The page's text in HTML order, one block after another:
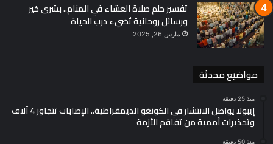
تفسير حلم صلاة العشاء في المنام.. بشرى خير
ورسائل روحانية تُضيء درب الحياة
مارس 26, 2025
مواضيع محدثة
منذ 25 دقيقة
إيبولا يواصل الانتشار في الكونغو الديمقراطية.. الإصابات تتجاوز 4 آلاف
وتحذيرات أممية من تفاقم الأزمة
منذ 50 دقيقة